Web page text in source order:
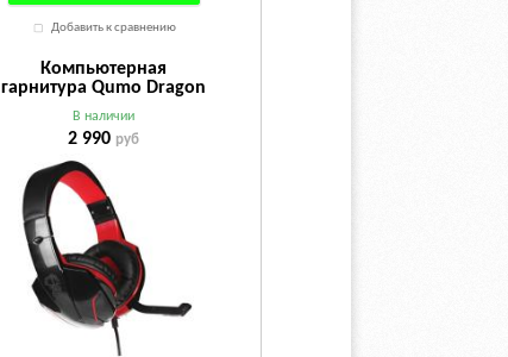
Добавить к сравнению
Компьютерная
гарнитура Qumo Dragon
War Bionic
В наличии
2 990 руб